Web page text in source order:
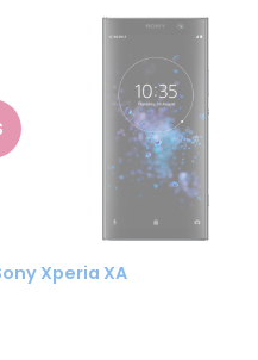
Xperia XA